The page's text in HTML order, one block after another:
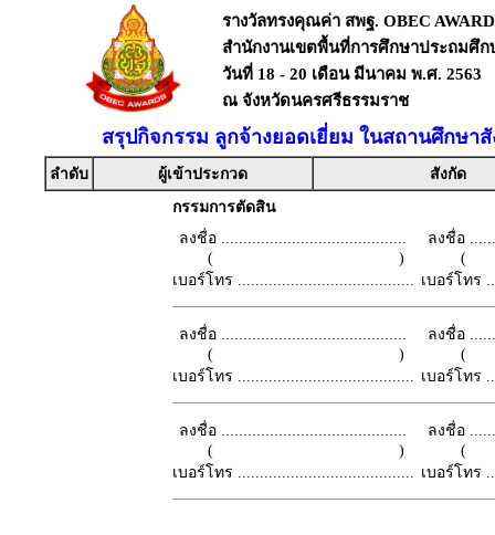
รางวัลทรงคุณค่า สพฐ. OBEC
สำนักงานเขตพื้นที่การศึกษาประถมศึก
วันที่ 18 - 20 เดือน มีนาคม พ.ศ. 2563
ณ จังหวัดนครศรีธรรมราช
สรุปกิจกรรม ลูกจ้างยอดเยี่ยม ในสถานศึกษ
ลำดับ ผู้เข้าประกวด
สังกัด
กรรมการตัดสิน
ลงชื่อ ..........................................
( )
เบอร์โทร ........................................
ลงชื่อ
เบอร์โทร
ลงชื่อ ..........................................
( )
เบอร์โทร ........................................
ลงชื่อ
เบอร์โทร
ลงชื่อ ..........................................
( )
เบอร์โทร ........................................
ลงชื่อ
เบอร์โทร